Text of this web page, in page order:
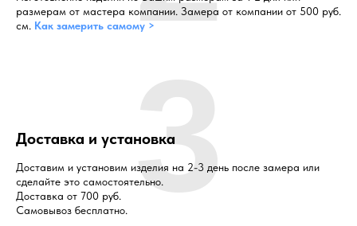
размерам от мастера компании. Замера от компании от 500 руб.
см. Как замерить самому >
Доставка и установка
Доставим и установим изделия на 2-3 день после замера или
сделайте это самостоятельно.
Доставка от 700 руб.
Самовывоз бесплатно. 3